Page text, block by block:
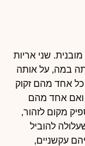
שני אריות
במה, על אותה
כל אחד מהם זקוק
ואם אחד מהם
מקום לזהור,
להוביל
עקשניים,